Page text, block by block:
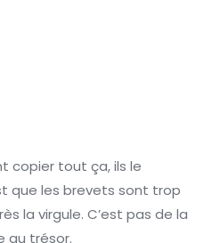
copier tout ça, ils le
que les brevets sont trop
la virgule. C’est pas de la
au trésor.